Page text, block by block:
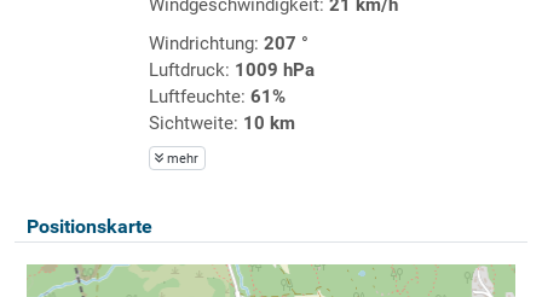
Windgeschwindigkeit: 21 km/h
Windrichtung: 207 °
Luftdruck: 1009 hPa
Luftfeuchte: 61%
Sichtweite: 10 km
mehr
Positionskarte